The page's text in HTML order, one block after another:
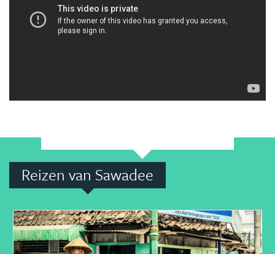
Reizen van Sawadee